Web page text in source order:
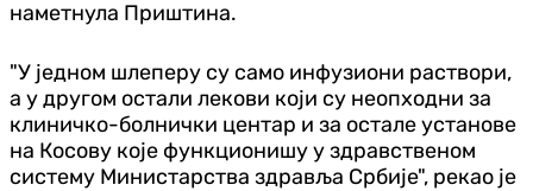
наметнула Приштина.
"У једном шлеперу су само инфузиони раствори,
а у другом остали лекови који су неопходни за
клиничко-болнички центар и за остале установе
на Косову које функционишу у здравственом
систему Министарства здравља Србије", рекао је